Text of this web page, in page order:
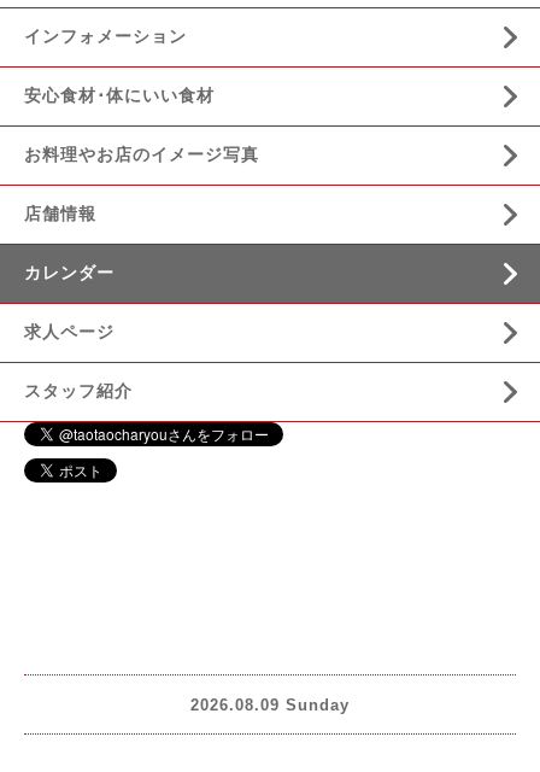
インフォメーション
安心食材･体にいい食材
お料理やお店のイメージ写真
店舗情報
カレンダー
求人ページ
スタッフ紹介
2026.08.09 Sunday